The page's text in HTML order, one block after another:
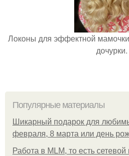
Локоны для эффектной
дочурки.
Популярные материалы
Шикарный подарок для
февраля, 8 марта или день
Работа в MLM, то есть